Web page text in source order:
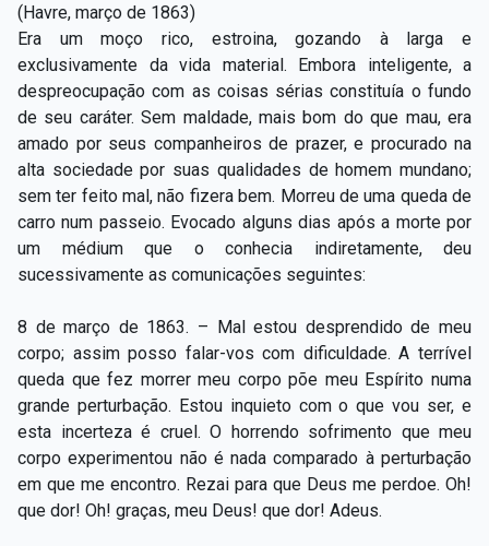
(Havre, março de 1863)
Era um moço rico, estroina, gozando à larga e
exclusivamente da vida material. Embora inteligente, a
despreocupação com as coisas sérias constituía o fundo
de seu caráter. Sem maldade, mais bom do que mau, era
amado por seus companheiros de prazer, e procurado na
alta sociedade por suas qualidades de homem mundano;
sem ter feito mal, não fizera bem. Morreu de uma queda de
carro num passeio. Evocado alguns dias após a morte por
um médium que o conhecia indiretamente, deu
sucessivamente as comunicações seguintes:
8 de março de 1863. – Mal estou desprendido de meu
corpo; assim posso falar-vos com dificuldade. A terrível
queda que fez morrer meu corpo põe meu Espírito numa
grande perturbação. Estou inquieto com o que vou ser, e
esta incerteza é cruel. O horrendo sofrimento que meu
corpo experimentou não é nada comparado à perturbação
em que me encontro. Rezai para que Deus me perdoe. Oh!
que dor! Oh! graças, meu Deus! que dor! Adeus.